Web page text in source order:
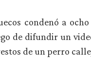
condenó a
de difundir un
de un perro